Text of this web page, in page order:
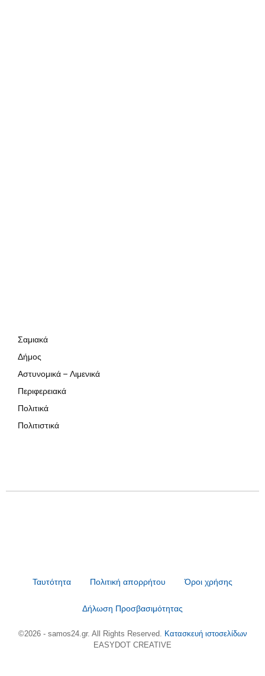
Σαμιακά
Δήμος
Αστυνομικά – Λιμενικά
Περιφερειακά
Πολιτικά
Πολιτιστικά
Ταυτότητα Πολιτική απορρήτου Όροι χρήσης
Δήλωση Προσβασιμότητας
©2026 - samos24.gr. All Rights Reserved. Κατασκευή ιστοσελίδων
EASYDOT CREATIVE